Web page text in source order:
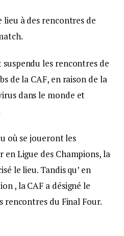
à des rencontres de
les rencontres de
de la CAF, en raison de la
dans le monde et
où se joueront les
Ligue des Champions, la
le lieu. Tandis qu’ en
, la CAF a désigné le
rencontres du Final Four.